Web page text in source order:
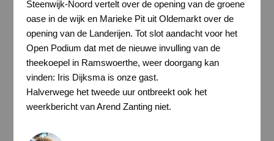
Steenwijk-Noord vertelt over de opening van de groene
oase in de wijk en Marieke Pit uit Oldemarkt over de
opening van de Landerijen. Tot slot aandacht voor het
Open Podium dat met de nieuwe invulling van de
theekoepel in Ramswoerthe, weer doorgang kan
vinden: Iris Dijksma is onze gast.
Halverwege het tweede uur ontbreekt ook het
weerkbericht van Arend Zanting niet.